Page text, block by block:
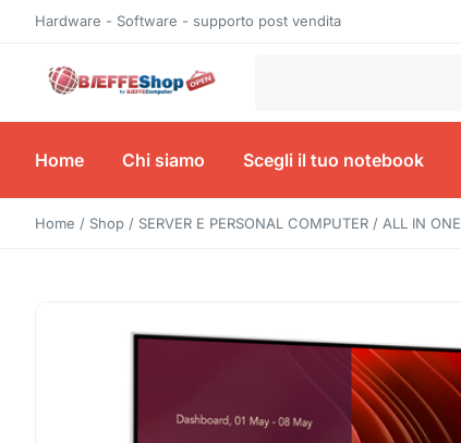
Hardware - Software - supporto post vendita
Home Chi siamo Scegli il tuo notebook
Home / Shop / SERVER E PERSONAL COMPUTER / ALL IN ONE